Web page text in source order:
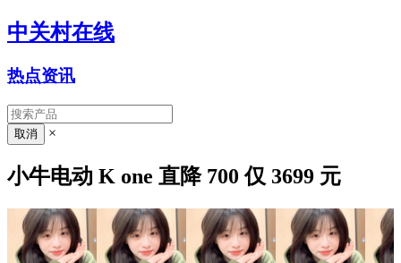
中关村在线
热点资讯
×
小牛电动 K one 直降 700 仅 3699 元